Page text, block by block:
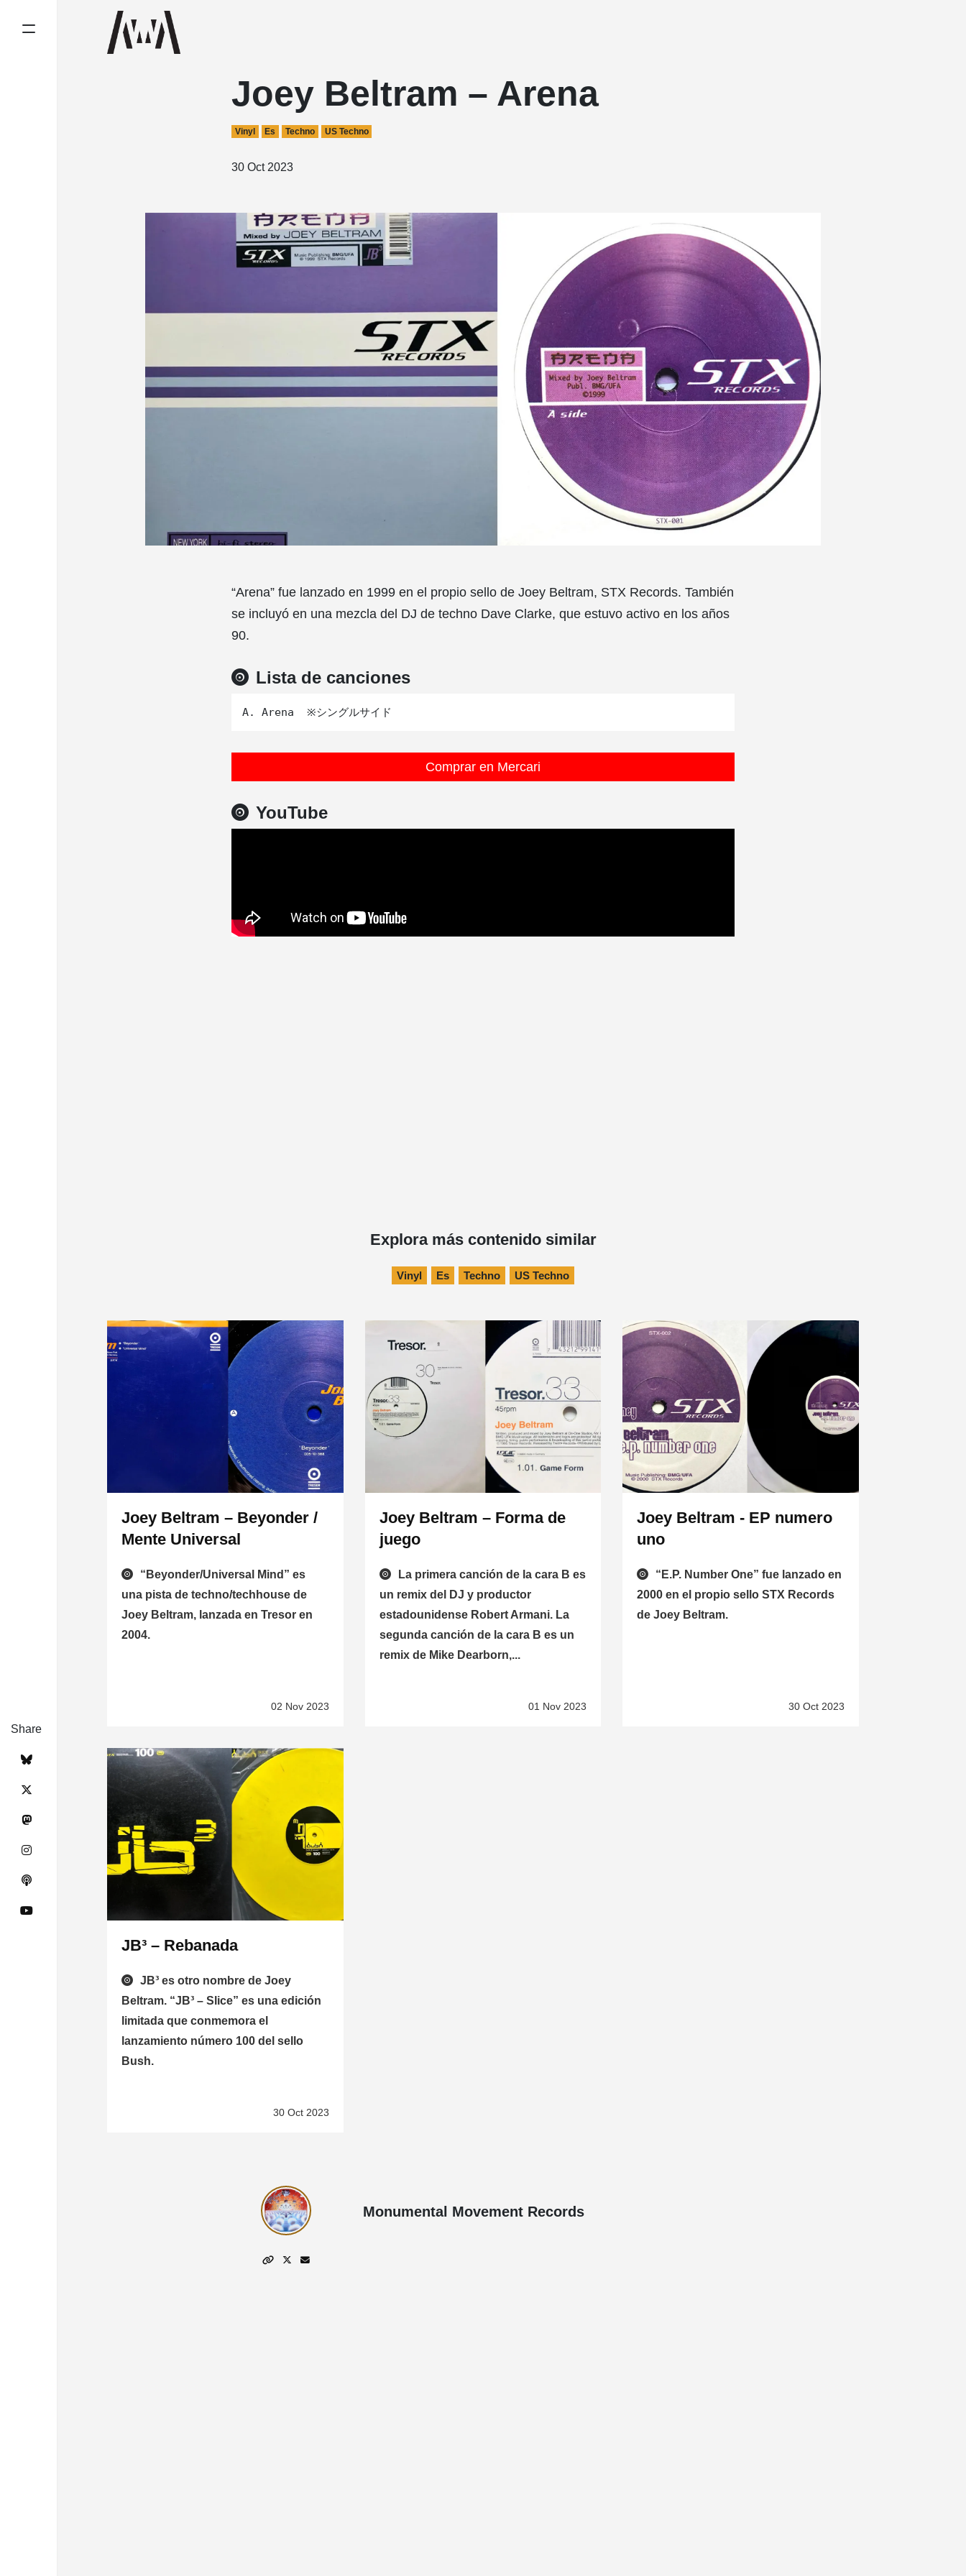
Joey Beltram – Arena
Vinyl Es Techno US Techno
30 Oct 2023
“Arena” fue lanzado en 1999 en el propio sello de Joey Beltram, STX Records. También
se incluyó en una mezcla del DJ de techno Dave Clarke, que estuvo activo en los años
90.
Lista de canciones
Comprar en Mercari
YouTube
Share
Explora más contenido similar
Vinyl Es Techno US Techno
Joey Beltram – Beyonder /
Mente Universal
“Beyonder/Universal Mind” es
una pista de techno/techhouse de
Joey Beltram, lanzada en Tresor en
2004.
02 Nov 2023
Joey Beltram – Forma de
juego
La primera canción de la cara B es
un remix del DJ y productor
estadounidense Robert Armani. La
segunda canción de la cara B es un
remix de Mike Dearborn,...
01 Nov 2023
Joey Beltram - EP numero
uno
“E.P. Number One” fue lanzado en
2000 en el propio sello STX Records
de Joey Beltram.
30 Oct 2023
JB³ – Rebanada
JB³ es otro nombre de Joey
Beltram. “JB³ – Slice” es una edición
limitada que conmemora el
lanzamiento número 100 del sello
Bush.
30 Oct 2023
Monumental Movement Records